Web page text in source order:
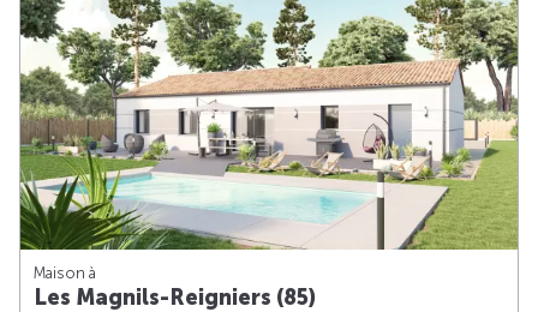
Maison à
Les Magnils-Reigniers (85)